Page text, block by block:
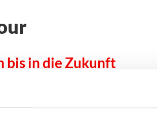
bis in die Zukunft
Alter Elbtunnel